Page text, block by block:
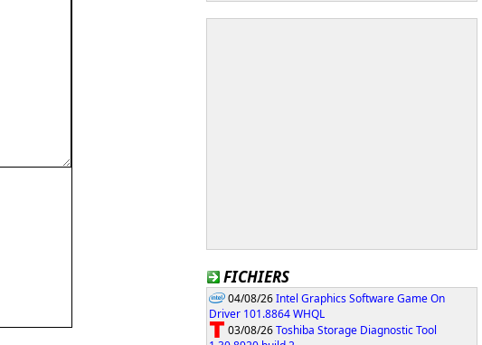
FICHIERS
04/08/26Intel Graphics Software Game On
Driver 101.8864 WHQL
03/08/26Toshiba Storage Diagnostic Tool